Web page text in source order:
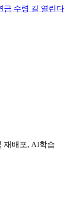
금 수령 길 열린다
재배포, AI학습